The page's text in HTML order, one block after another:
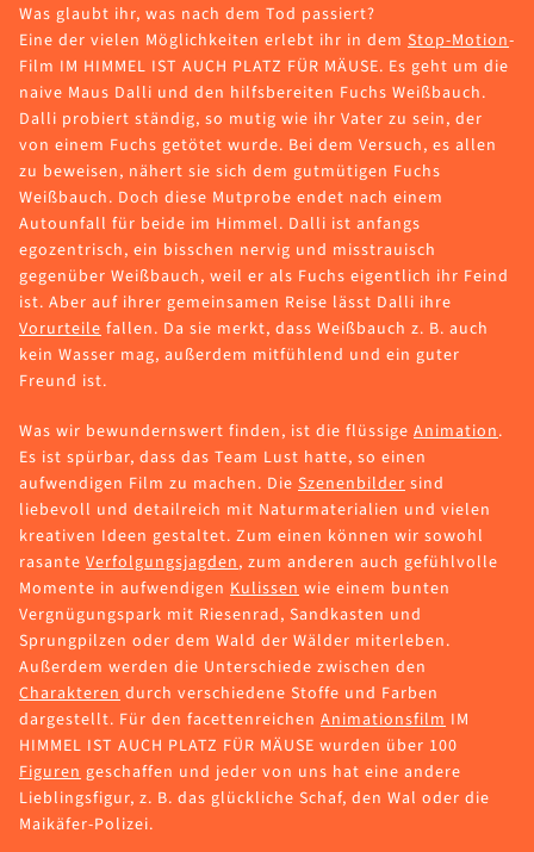
Was glaubt ihr, was nach dem Tod passiert?
Eine der vielen Möglichkeiten erlebt ihr in dem Stop-Motion-
Film IM HIMMEL IST AUCH PLATZ FÜR MÄUSE. Es geht um die
naive Maus Dalli und den hilfsbereiten Fuchs Weißbauch.
Dalli probiert ständig, so mutig wie ihr Vater zu sein, der
von einem Fuchs getötet wurde. Bei dem Versuch, es allen
zu beweisen, nähert sie sich dem gutmütigen Fuchs
Weißbauch. Doch diese Mutprobe endet nach einem
Autounfall für beide im Himmel. Dalli ist anfangs
egozentrisch, ein bisschen nervig und misstrauisch
gegenüber Weißbauch, weil er als Fuchs eigentlich ihr Feind
ist. Aber auf ihrer gemeinsamen Reise lässt Dalli ihre
Vorurteile fallen. Da sie merkt, dass Weißbauch z. B. auch
kein Wasser mag, außerdem mitfühlend und ein guter
Freund ist.
Was wir bewundernswert finden, ist die flüssige Animation.
Es ist spürbar, dass das Team Lust hatte, so einen
aufwendigen Film zu machen. Die Szenenbilder sind
liebevoll und detailreich mit Naturmaterialien und vielen
kreativen Ideen gestaltet. Zum einen können wir sowohl
rasante Verfolgungsjagden, zum anderen auch gefühlvolle
Momente in aufwendigen Kulissen wie einem bunten
Vergnügungspark mit Riesenrad, Sandkasten und
Sprungpilzen oder dem Wald der Wälder miterleben.
Außerdem werden die Unterschiede zwischen den
Charakteren durch verschiedene Stoffe und Farben
dargestellt. Für den facettenreichen Animationsfilm IM
HIMMEL IST AUCH PLATZ FÜR MÄUSE wurden über 100
Figuren geschaffen und jeder von uns hat eine andere
Lieblingsfigur, z. B. das glückliche Schaf, den Wal oder die
Maikäfer-Polizei.